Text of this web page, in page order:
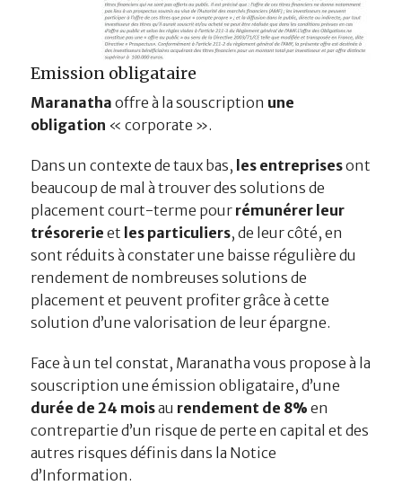
Emission obligataire
Maranatha offre à la souscription une
obligation « corporate ».
Dans un contexte de taux bas, les entreprisesont
beaucoup de mal à trouver des solutions de
placement court-terme pour rémunérer leur
trésorerie et les particuliers, de leur côté, en
sont réduits à constater une baisse régulière du
rendement de nombreuses solutions de
placement et peuvent profiter grâce à cette
solution d’une valorisation de leur épargne.
Face à un tel constat, Maranatha vous propose à la
souscription une émission obligataire, d’une
durée de 24 moisau rendement de 8% en
contrepartie d’un risque de perte en capital et des
autres risques définis dans la Notice
d’Information.